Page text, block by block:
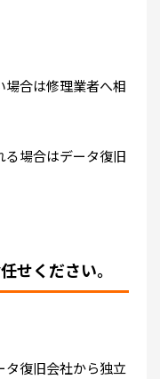
場合は修理業者へ相
る場合はデータ復旧
せください。
タ復旧会社から独立